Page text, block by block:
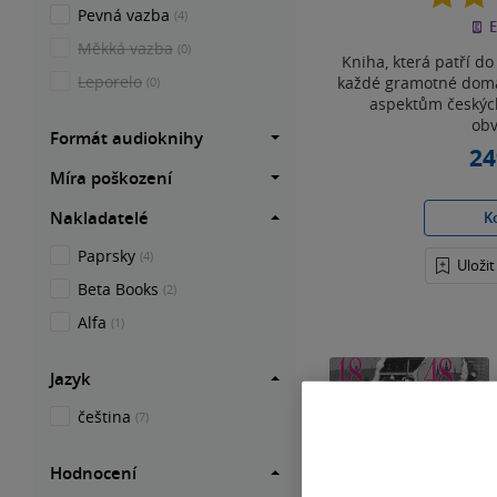
Kniha, která patří
každé gramotné
aspektům
Pevná vazba (4)
Měkká vazba (0)
Leporelo (0)
Formát audioknihy
Míra poškození
Nakladatelé
Paprsky (4)
Beta Books (2)
Alfa (1)
Jazyk
čeština (7)
Hodnocení